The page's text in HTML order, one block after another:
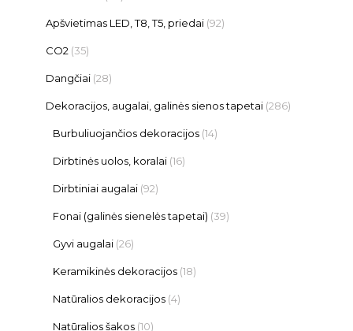
Apšvietimas LED, T8, T5, priedai (92)
CO2 (35)
Dangčiai (28)
Dekoracijos, augalai, galinės sienos tapetai (286)
Burbuliuojančios dekoracijos (14)
Dirbtinės uolos, koralai (16)
Dirbtiniai augalai (92)
Fonai (galinės sienelės tapetai) (39)
Gyvi augalai (26)
Keramikinės dekoracijos (18)
Natūralios dekoracijos (4)
Natūralios šakos (10)